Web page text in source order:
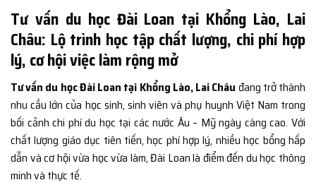
Tư vấn du học Đài Loan tại Khổng Lào, Lai
Châu: Lộ trình học tập chất lượng, chi phí hợp
lý, cơ hội việc làm rộng mở
Tư vấn du học Đài Loan tại Khổng Lào, Lai Châu đang trở thành
nhu cầu lớn của học sinh, sinh viên và phụ huynh Việt Nam trong
bối cảnh chi phí du học tại các nước Âu – Mỹ ngày càng cao. Với
chất lượng giáo dục tiên tiến, học phí hợp lý, nhiều học bổng hấp
dẫn và cơ hội vừa học vừa làm, Đài Loan là điểm đến du học thông
minh và thực tế.